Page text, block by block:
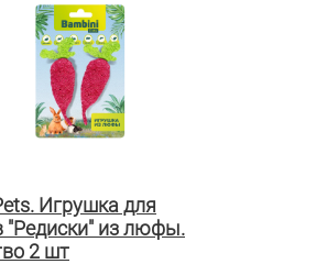
Игрушка для
"Редиски" из люфы.
2 шт